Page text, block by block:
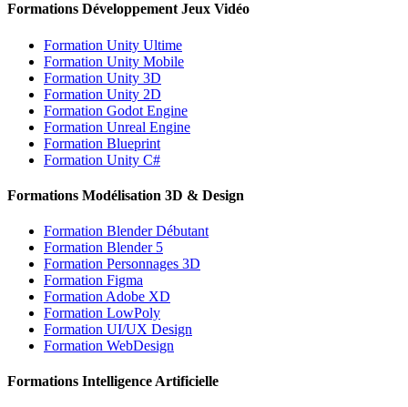
Formations Développement Jeux Vidéo
Formation Unity Ultime
Formation Unity Mobile
Formation Unity 3D
Formation Unity 2D
Formation Godot Engine
Formation Unreal Engine
Formation Blueprint
Formation Unity C#
Formations Modélisation 3D & Design
Formation Blender Débutant
Formation Blender 5
Formation Personnages 3D
Formation Figma
Formation Adobe XD
Formation LowPoly
Formation UI/UX Design
Formation WebDesign
Formations Intelligence Artificielle